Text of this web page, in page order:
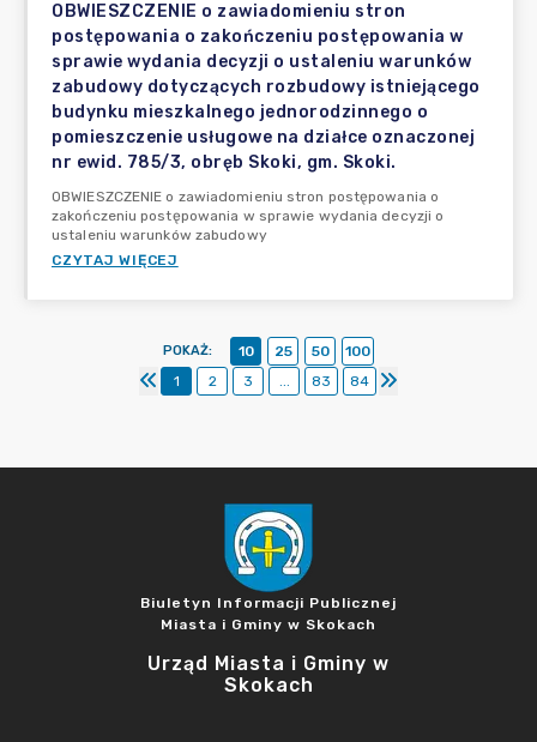
OBWIESZCZENIE o zawiadomieniu stron
postępowania o zakończeniu postępowania w
sprawie wydania decyzji o ustaleniu warunków
zabudowy dotyczących rozbudowy istniejącego
budynku mieszkalnego jednorodzinnego o
pomieszczenie usługowe na działce oznaczonej
nr ewid. 785/3, obręb Skoki, gm. Skoki.
OBWIESZCZENIE o zawiadomieniu stron postępowania o
zakończeniu postępowania w sprawie wydania decyzji o
ustaleniu warunków zabudowy
CZYTAJ WIĘCEJ
POKAŻ: 10 25 50
100
1
2 3 ... 83 84
Biuletyn Informacji Publicznej
Miasta i Gminy w Skokach
Urząd Miasta i Gminy w
Skokach